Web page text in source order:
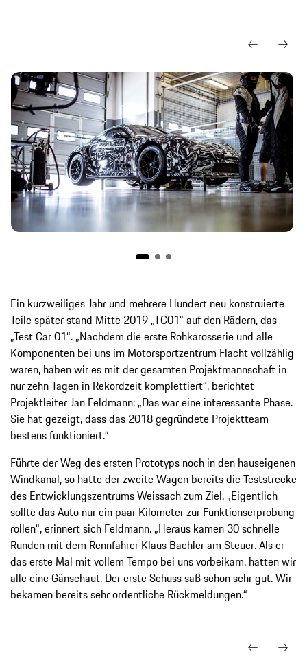
Ein kurzweiliges Jahr und mehrere Hundert neu konstruierte
Teile später stand Mitte 2019 „TC01“ auf den Rädern, das
„Test Car 01“. „Nachdem die erste Rohkarosserie und alle
Komponenten bei uns im Motorsportzentrum Flacht vollzählig
waren, haben wir es mit der gesamten Projektmannschaft in
nur zehn Tagen in Rekordzeit komplettiert“, berichtet
Projektleiter Jan Feldmann: „Das war eine interessante Phase.
Sie hat gezeigt, dass das 2018 gegründete Projektteam
bestens funktioniert.“
Führte der Weg des ersten Prototyps noch in den hauseigenen
Windkanal, so hatte der zweite Wagen bereits die Teststrecke
des Entwicklungszentrums Weissach zum Ziel. „Eigentlich
sollte das Auto nur ein paar Kilometer zur Funktionserprobung
rollen“, erinnert sich Feldmann. „Heraus kamen 30 schnelle
Runden mit dem Rennfahrer Klaus Bachler am Steuer. Als er
das erste Mal mit vollem Tempo bei uns vorbeikam, hatten wir
alle eine Gänsehaut. Der erste Schuss saß schon sehr gut. Wir
bekamen bereits sehr ordentliche Rückmeldungen.“